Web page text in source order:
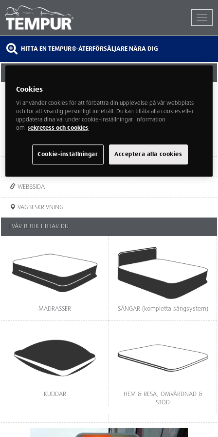
HITTA EN TEMPUR®-ÅTERFÖRSÄLJARE NÄRA DIG
14730 Tumba
08-530 351 00
WEBBSIDA
VÄGBESKRIVNING
I VÅR BUTIK HITTAR DU:
MADRASSER SÄNGAR (kompletta sängsystem)
KUDDAR
HEM & RESA, OMVÅRDNAD &
STÖD
Cookies
Vi använder cookies för att förbättra din upplevelse på vår webbplats
och för att visa dig personligt innehåll. Du kan tillåta alla cookies eller
uppdatera dina val under cookie-inställningar. Information
om Sekretess och Cookies
Acceptera alla cookies
Cookie-inställningar